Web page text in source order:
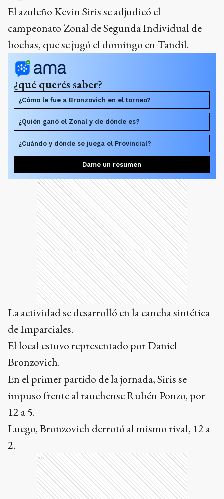
El azuleño Kevin Siris se adjudicó el
campeonato Zonal de Segunda Individual de
bochas, que se jugó el domingo en Tandil.
¿qué querés saber?
¿Cómo le fue a Bronzovich en el torneo?
¿Quién ganó el Zonal y de dónde es?
¿Cuándo y dónde se juega el Provincial?
Dame un resumen
Ads
La actividad se desarrolló en la cancha sintética
de Imparciales.
El local estuvo representado por Daniel
Bronzovich.
En el primer partido de la jornada, Siris se
impuso frente al rauchense Rubén Ponzo, por
12 a 5.
Luego, Bronzovich derrotó al mismo rival, 12 a
2.
Ads